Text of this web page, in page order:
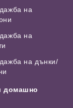
на
на
на дънки/
домашно